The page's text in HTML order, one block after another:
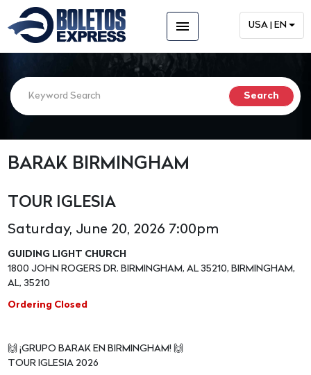
menu USA | EN
BARAK BIRMINGHAM
TOUR IGLESIA
Saturday, June 20, 2026 7:00pm
GUIDING LIGHT CHURCH
1800 JOHN ROGERS DR. BIRMINGHAM, AL 35210, BIRMINGHAM,
AL, 35210
Ordering Closed
🙌 ¡GRUPO BARAK EN BIRMINGHAM! 🙌
TOUR IGLESIA 2026